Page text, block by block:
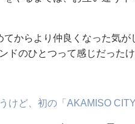
からより仲良くなった気
ドのひとつって感じだった
けど、初の「AKAMISO